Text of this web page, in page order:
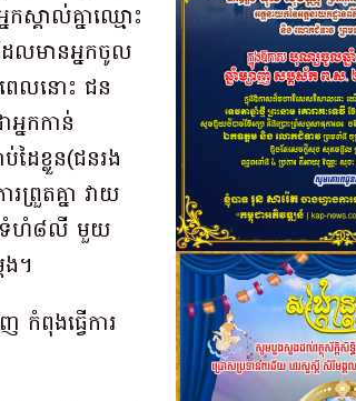
កស្គាល់គ្នាឈ្មោះ
ែលមានអ្នកចូល
ពេលនោះ ជន
នកកាន់
ៃខ្លួន(ជនរង
រួតគ្នា វាយ
ជ្រទំហំ៨លី មួយ
ង។
កំពុងធ្វើការ